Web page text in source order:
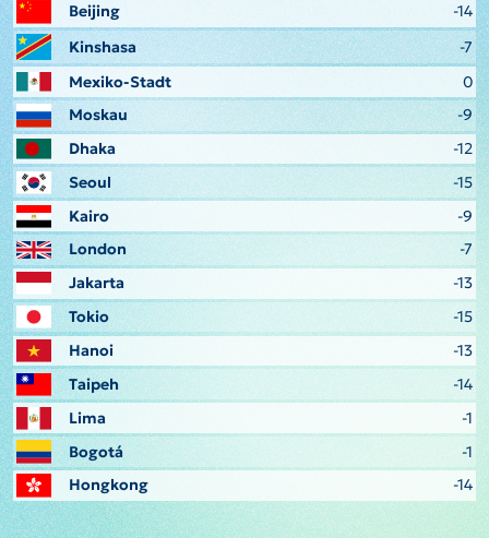
Beijing
-14
Kinshasa
-7
Mexiko-Stadt
0
Moskau
-9
Dhaka
-12
Seoul
-15
Kairo
-9
London
-7
Jakarta
-13
Tokio
-15
Hanoi
-13
Taipeh
-14
Lima
-1
Bogotá
-1
Hongkong
-14